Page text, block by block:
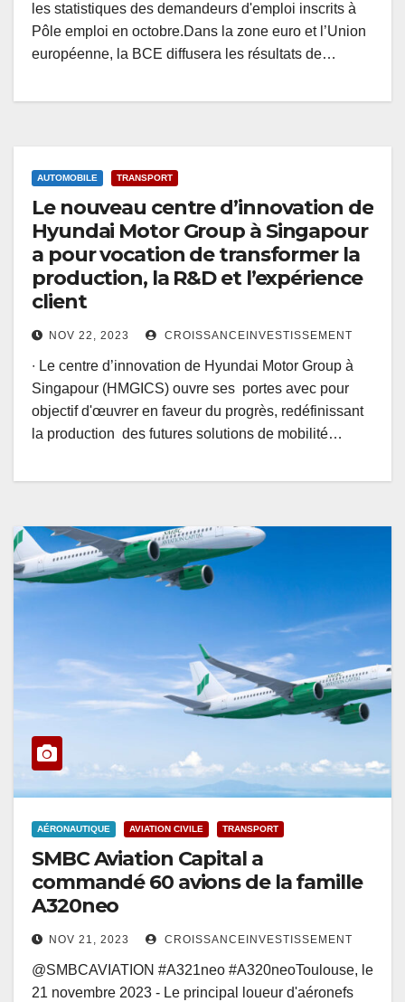
les statistiques des demandeurs d'emploi inscrits à
Pôle emploi en octobre.Dans la zone euro et l’Union
européenne, la BCE diffusera les résultats de…
AUTOMOBILE TRANSPORT
Le nouveau centre d’innovation de
Hyundai Motor Group à Singapour
a pour vocation de transformer la
production, la R&D et l’expérience
client
NOV 22, 2023 CROISSANCEINVESTISSEMENT
∙ Le centre d’innovation de Hyundai Motor Group à
Singapour (HMGICS) ouvre ses portes avec pour
objectif d'œuvrer en faveur du progrès, redéfinissant
la production des futures solutions de mobilité…
AÉRONAUTIQUE AVIATION CIVILE TRANSPORT
SMBC Aviation Capital a
commandé 60 avions de la famille
A320neo
NOV 21, 2023 CROISSANCEINVESTISSEMENT
@SMBCAVIATION #A321neo #A320neoToulouse, le
21 novembre 2023 - Le principal loueur d'aéronefs